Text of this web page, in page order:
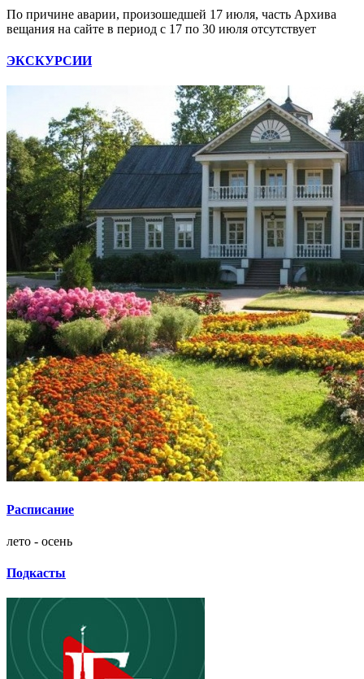
По причине аварии, произошедшей 17 июля, часть Архива
вещания на сайте в период с 17 по 30 июля отсутствует
ЭКСКУРСИИ
Расписание
лето - осень
Подкасты